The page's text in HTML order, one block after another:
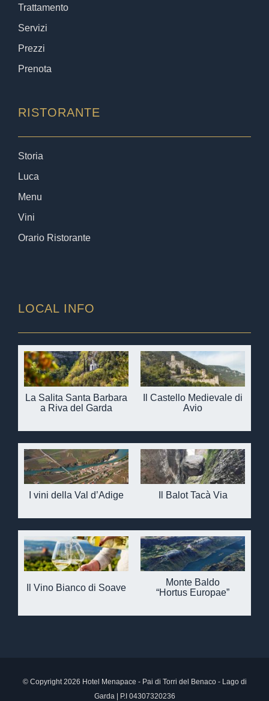
Trattamento
Servizi
Prezzi
Prenota
RISTORANTE
Storia
Luca
Menu
Vini
Orario Ristorante
LOCAL INFO
La Salita Santa Barbara
a Riva del Garda
Il Castello Medievale di
Avio
I vini della Val d’Adige Il Balot Tacà Via
Il Vino Bianco di Soave
Monte Baldo
“Hortus Europae”
© Copyright 2026 Hotel Menapace - Pai di Torri del Benaco - Lago di
Garda | P.I 04307320236